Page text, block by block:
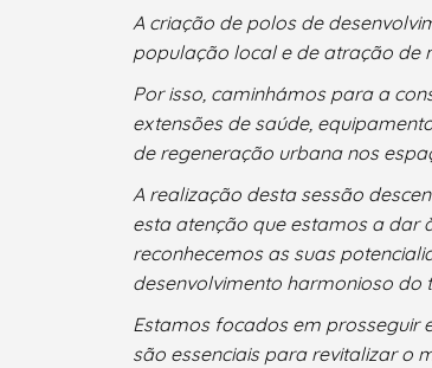
A criação de polos de
população local e de atração de
Por isso, caminhámos para a
extensões de saúde,
de regeneração urbana nos
A realização desta sessão
esta atenção que estamos a dar
reconhecemos as suas
desenvolvimento harmonioso do
Estamos focados em prosseguir
são essenciais para revitalizar o